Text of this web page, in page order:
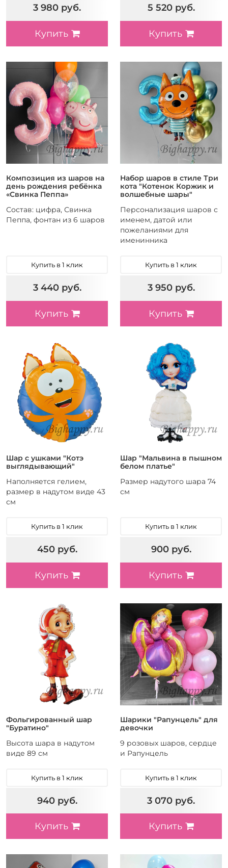
3 980 руб.
Купить
5 520 руб.
Купить
Композиция из шаров на
день рождения ребёнка
«Свинка Пеппа»
Состав: цифра, Свинка
Пеппа, фонтан из 6 шаров
Купить в 1 клик
3 440 руб.
Купить
Набор шаров в стиле Три
кота "Котенок Коржик и
волшебные шары"
Персонализация шаров с
именем, датой или
пожеланиями для
именинника
Купить в 1 клик
3 950 руб.
Купить
Шар с ушками "Котэ
выглядывающий"
Наполняется гелием,
размер в надутом виде 43
см
Купить в 1 клик
450 руб.
Купить
Шар "Мальвина в пышном
белом платье"
Размер надутого шара 74
см
Купить в 1 клик
900 руб.
Купить
Фольгированный шар
"Буратино"
Высота шара в надутом
виде 89 см
Купить в 1 клик
940 руб.
Купить
Шарики "Рапунцель" для
девочки
9 розовых шаров, сердце
и Рапунцель
Купить в 1 клик
3 070 руб.
Купить